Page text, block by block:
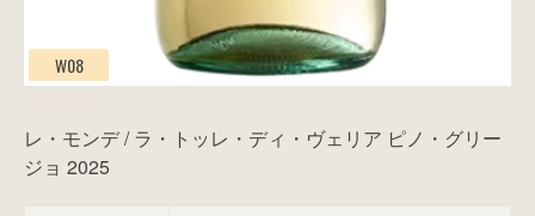
W08
レ・モンデ / ラ・トッレ・ディ・ヴェリア ピノ・グリー
ジョ 2025